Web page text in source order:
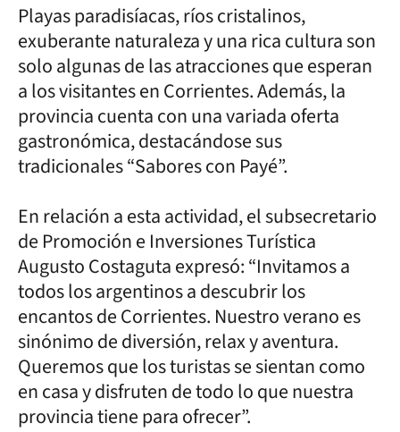
Playas paradisíacas, ríos cristalinos,
exuberante naturaleza y una rica cultura son
solo algunas de las atracciones que esperan
a los visitantes en Corrientes. Además, la
provincia cuenta con una variada oferta
gastronómica, destacándose sus
tradicionales “Sabores con Payé”.
En relación a esta actividad, el subsecretario
de Promoción e Inversiones Turística
Augusto Costaguta expresó: “Invitamos a
todos los argentinos a descubrir los
encantos de Corrientes. Nuestro verano es
sinónimo de diversión, relax y aventura.
Queremos que los turistas se sientan como
en casa y disfruten de todo lo que nuestra
provincia tiene para ofrecer”.